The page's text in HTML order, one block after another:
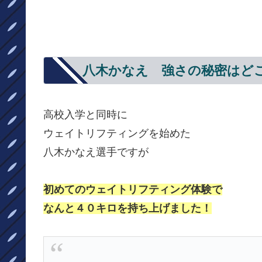
八木かなえ 強さの秘密はど
高校入学と同時に
ウェイトリフティングを始めた
八木かなえ選手ですが
初めてのウェイトリフティング体験で
なんと４０キロを持ち上げました！